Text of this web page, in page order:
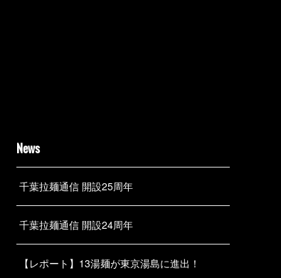
News
千葉拉麺通信 開設25周年
千葉拉麺通信 開設24周年
【レポート】13湯麺が東京湯島に進出！